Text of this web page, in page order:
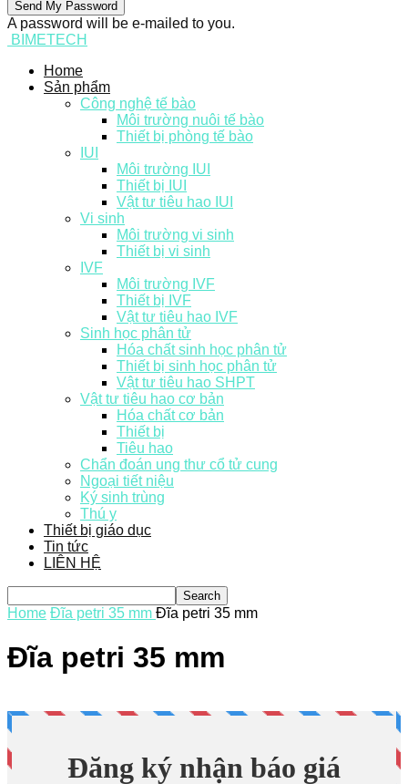
A password will be e-mailed to you.
BIMETECH
Home
Sản phẩm
Công nghệ tế bào
Môi trường nuôi tế bào
Thiết bị phòng tế bào
IUI
Môi trường IUI
Thiết bị IUI
Vật tư tiêu hao IUI
Vi sinh
Môi trường vi sinh
Thiết bị vi sinh
IVF
Môi trường IVF
Thiết bị IVF
Vật tư tiêu hao IVF
Sinh học phân tử
Hóa chất sinh học phân tử
Thiết bị sinh học phân tử
Vật tư tiêu hao SHPT
Vật tư tiêu hao cơ bản
Hóa chất cơ bản
Thiết bị
Tiêu hao
Chẩn đoán ung thư cổ tử cung
Ngoại tiết niệu
Ký sinh trùng
Thú y
Thiết bị giáo dục
Tin tức
LIÊN HỆ
Home Đĩa petri 35 mm Đĩa petri 35 mm
Đĩa petri 35 mm